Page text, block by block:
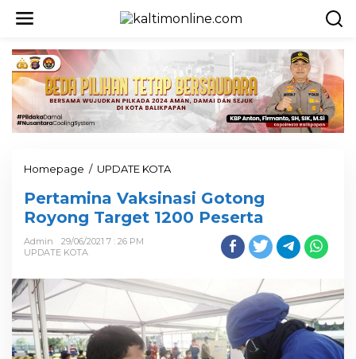
Homepage / UPDATE KOTA
Pertamina Vaksinasi Gotong
Royong Target 1200 Peserta
Admin
29/06/2021 7 : 26 PM
UPDATE KOTA